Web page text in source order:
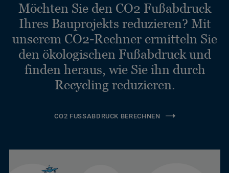
Möchten Sie den CO2 Fußabdruck
Ihres Bauprojekts reduzieren? Mit
unserem CO2-Rechner ermitteln Sie
den ökologischen Fußabdruck und
finden heraus, wie Sie ihn durch
Recycling reduzieren.
CO2 FUSSABDRUCK BERECHNEN